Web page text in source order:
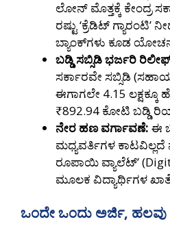
ಲೋನ್‌ ಮೊತ್ತಕ್ಕೆ ಕೇಂದ್ರ
ರಷ್ಟು ‘ಕ್ರೆಡಿಟ್ ಗ್ಯಾರಂಟಿ’
ಬ್ಯಾಂಕ್‌ಗಳು ಕೂಡ
ಬಡ್ಡಿ ಸಬ್ಸಿಡಿ ಭರ್ಜರಿ
ಸರ್ಕಾರವೇ ಸಬ್ಸಿಡಿ
ಈಗಾಗಲೇ 4.15 ಲಕ್ಷಕ್ಕೂ
₹892.94 ಕೋಟಿ ಬಡ್ಡಿ
ನೇರ ಹಣ ವರ್ಗಾವಣೆ: ಈ
ಮಧ್ಯವರ್ತಿಗಳ
ರೂಪಾಯಿ ವ್ಯಾಲೆಟ್’
ಮೂಲಕ ವಿದ್ಯಾರ್ಥಿಗಳ
ಒಂದೇ ಒಂದು ಅರ್ಜಿ, ಹಲವು